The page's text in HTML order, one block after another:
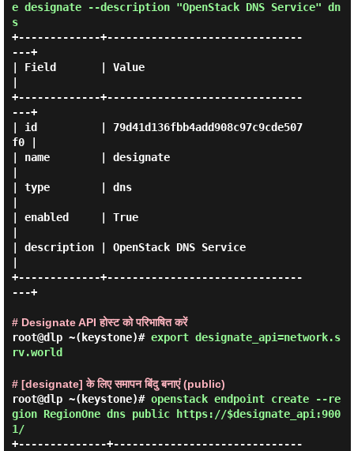
e designate --description "OpenStack DNS Service" dn
s
+-------------+-------------------------------
---+
| Field       | Value
+-------------+-------------------------------
---+
| id          | 79d41d136fbb4add908c97c9cde507
f0 |
| name        | designate
| type        | dns
| enabled     | True
| description | OpenStack DNS Service
+-------------+-------------------------------
---+
# Designate API होस्ट को परिभाषित करें
root@dlp ~(keystone)# export designate_api=network.s
rv.world
# [designate] के लिए समापन बिंदु बनाएं (public)
root@dlp ~(keystone)# openstack endpoint create --re
gion RegionOne dns public https://$designate_api:900
1/
+--------------+------------------------------